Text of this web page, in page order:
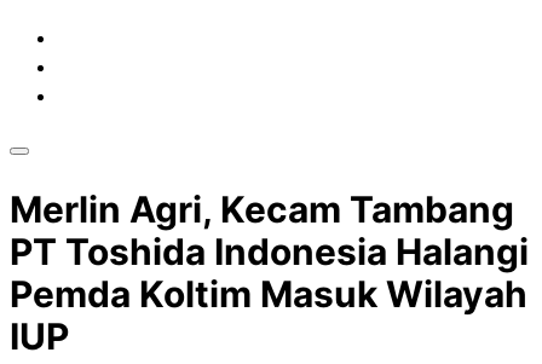
Merlin Agri, Kecam Tambang
PT Toshida Indonesia Halangi
Pemda Koltim Masuk Wilayah
IUP